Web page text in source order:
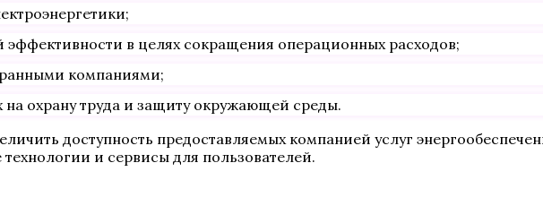
в целях сокращения операционных расходов;
компаниями;
на охрану труда и защиту окружающей среды.
доступность предоставляемых компанией услуг
и сервисы для пользователей.